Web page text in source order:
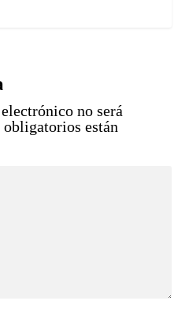
no será
obligatorios están